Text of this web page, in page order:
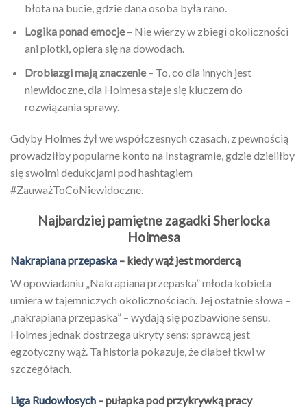
błota na bucie, gdzie dana osoba była rano.
Logika ponad emocje– Nie wierzy w zbiegi okoliczności
ani plotki, opiera się na dowodach.
Drobiazgi mają znaczenie– To, co dla innych jest
niewidoczne, dla Holmesa staje się kluczem do
rozwiązania sprawy.
Gdyby Holmes żył we współczesnych czasach, z pewnością
prowadziłby popularne konto na Instagramie, gdzie dzieliłby
się swoimi dedukcjami pod hashtagiem
#ZauważToCoNiewidoczne.
Najbardziej pamiętne zagadki Sherlocka
Holmesa
Nakrapiana przepaska – kiedy wąż jest mordercą
W opowiadaniu „Nakrapiana przepaska” młoda kobieta
umiera w tajemniczych okolicznościach. Jej ostatnie słowa –
„nakrapiana przepaska” – wydają się pozbawione sensu.
Holmes jednak dostrzega ukryty sens: sprawcą jest
egzotyczny wąż. Ta historia pokazuje, że diabeł tkwi w
szczegółach.
Liga Rudowłosych – pułapka pod przykrywką pracy